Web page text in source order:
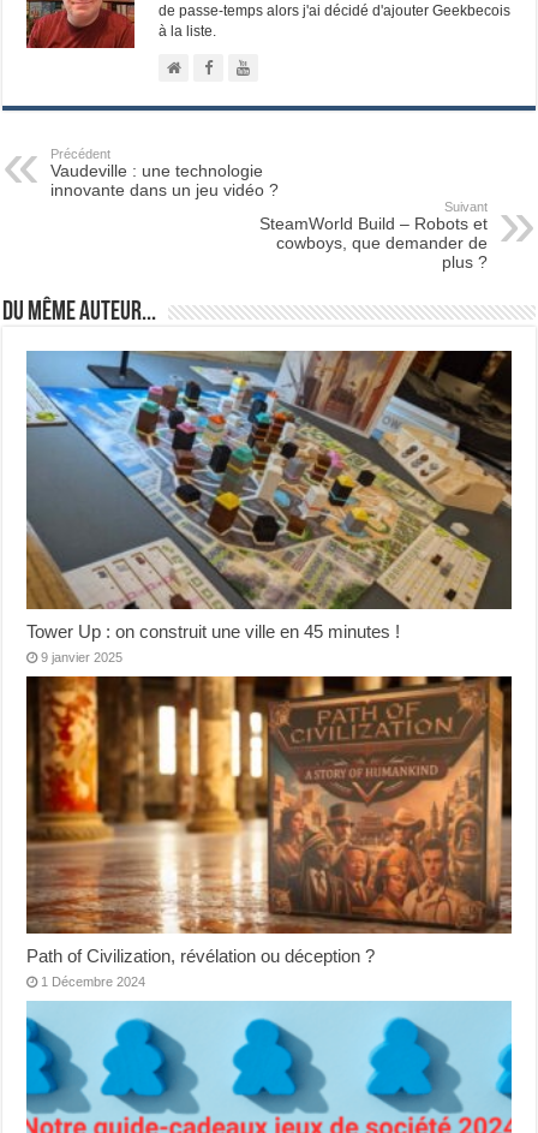
de passe-temps alors j'ai décidé d'ajouter Geekbecois
à la liste.
Précédent
Vaudeville : une technologie
innovante dans un jeu vidéo ?
Suivant
SteamWorld Build – Robots et
cowboys, que demander de
plus ?
Du même auteur...
Tower Up : on construit une ville en 45 minutes !
9 janvier 2025
Path of Civilization, révélation ou déception ?
1 Décembre 2024